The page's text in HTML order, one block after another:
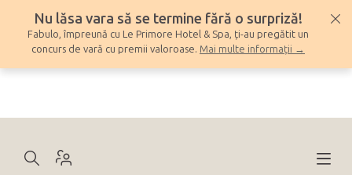
conținut
Nu lăsa vara să se termine fără o surpriză!
Fabulo, împreună cu Le Primore Hotel & Spa, ți-au pregătit un
concurs de vară cu premii valoroase. Mai multe informații →